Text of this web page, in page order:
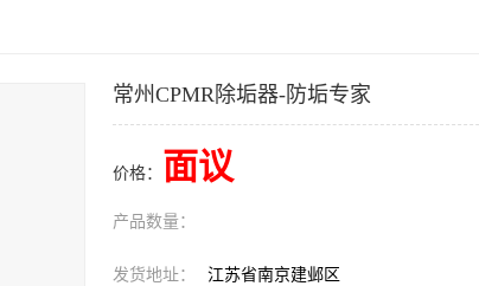
常州CPMR除垢器-防垢专家
价格： 面议
产品数量：
发货地址： 江苏省南京建邺区